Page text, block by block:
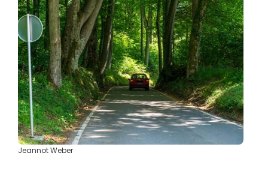
Jeannot Weber